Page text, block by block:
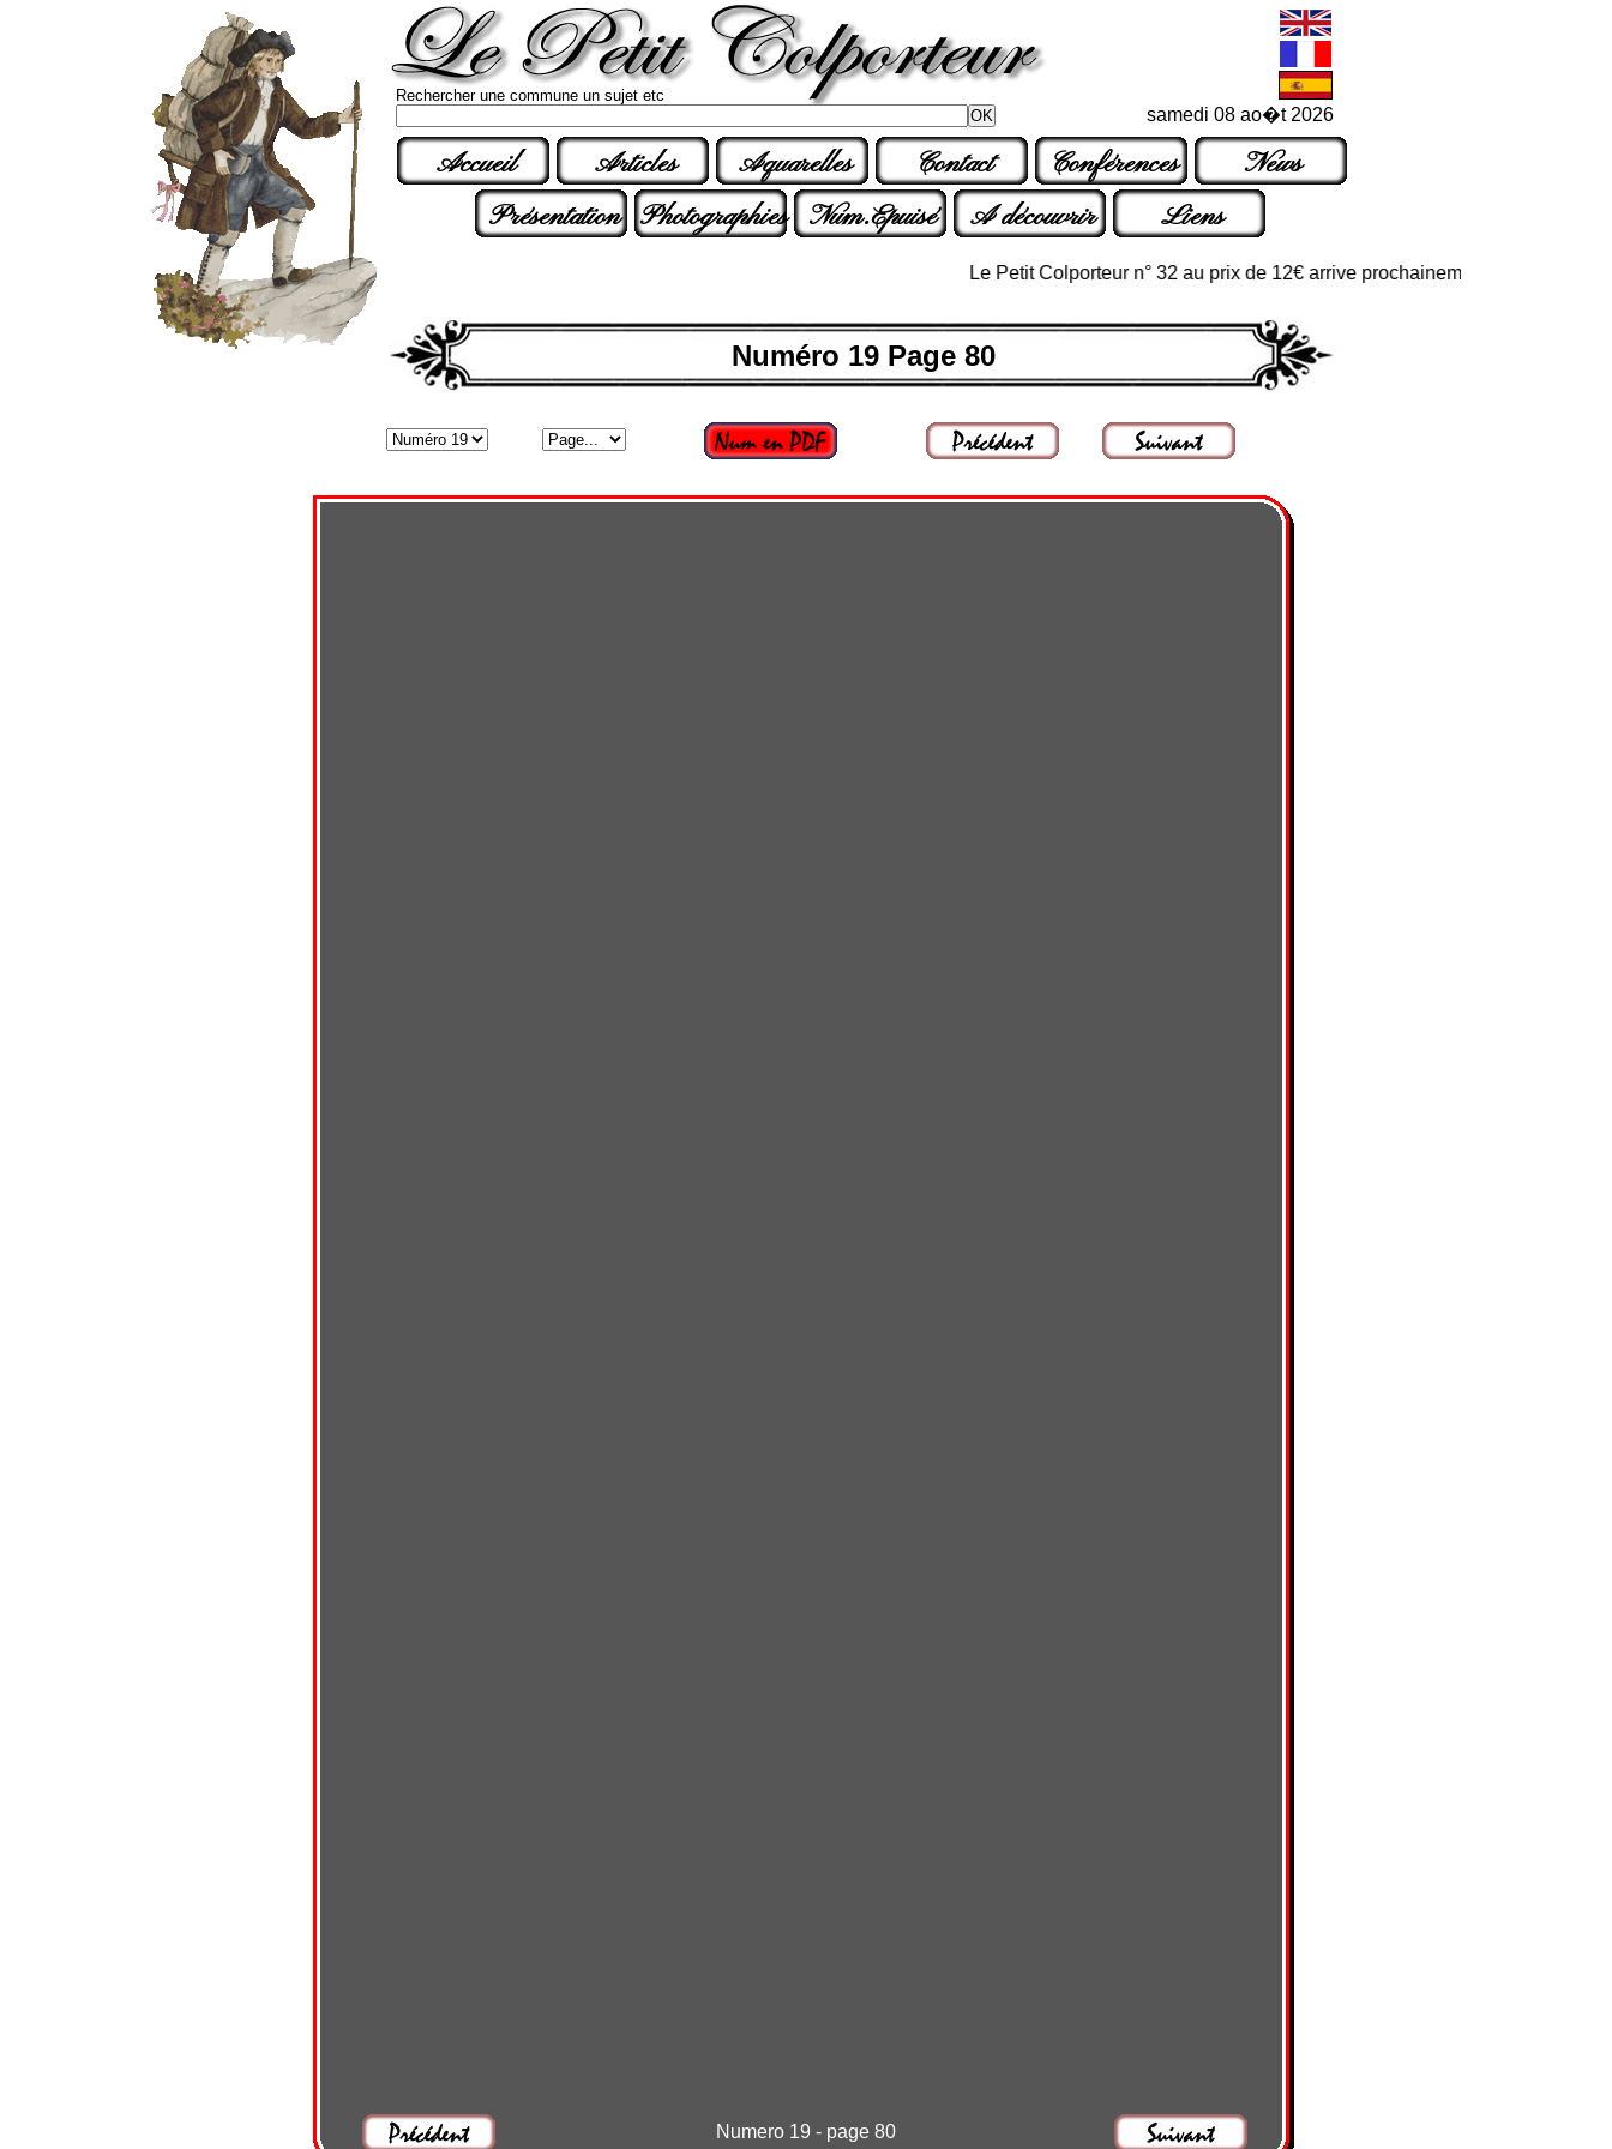
samedi 08 ao�t 2026
Rechercher une commune un sujet etc
Accueil Articles Aquarelles Contact Conférences
News
Présentation Photographies Num.Epuisé A découvrir Liens
Le Petit Colporteur n° 32 au prix de 12€ arrive prochainement dans les points
Numéro 19 Page 80
Numero 19 - page 80